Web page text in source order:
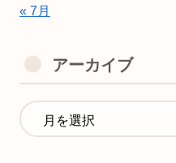
« 7月
アーカイブ